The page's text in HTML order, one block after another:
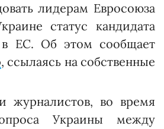
лидерам Евросоюза
статус кандидата
в ЕС. Об этом сообщает
, ссылаясь на собственные
журналистов, во время
Украины между